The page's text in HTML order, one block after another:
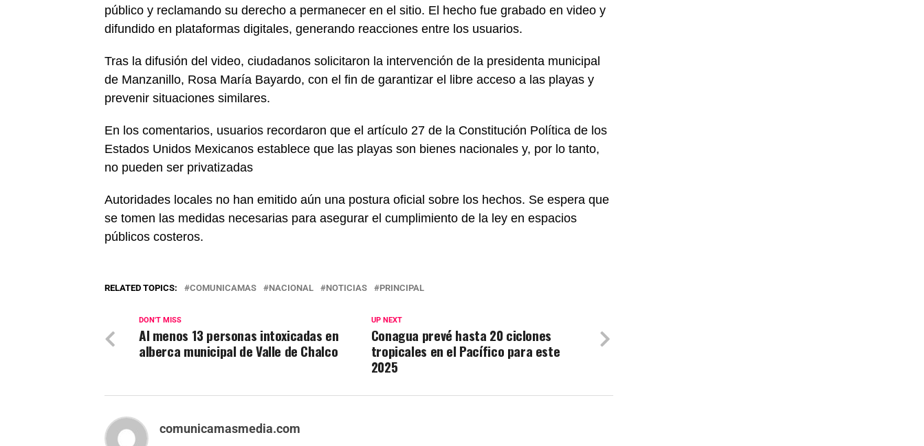
público y reclamando su derecho a permanecer en el sitio. El hecho fue grabado en video y
difundido en plataformas digitales, generando reacciones entre los usuarios.
Tras la difusión del video, ciudadanos solicitaron la intervención de la presidenta municipal
de Manzanillo, Rosa María Bayardo, con el fin de garantizar el libre acceso a las playas y
prevenir situaciones similares.
En los comentarios, usuarios recordaron que el artículo 27 de la Constitución Política de los
Estados Unidos Mexicanos establece que las playas son bienes nacionales y, por lo tanto,
no pueden ser privatizadas
Autoridades locales no han emitido aún una postura oficial sobre los hechos. Se espera que
se tomen las medidas necesarias para asegurar el cumplimiento de la ley en espacios
públicos costeros.
RELATED TOPICS: COMUNICAMAS NACIONAL NOTICIAS PRINCIPAL
UP NEXT
Conagua prevé hasta 20 ciclones
tropicales en el Pacífico para este
2025
DON'T MISS
Al menos 13 personas intoxicadas en
alberca municipal de Valle de Chalco
comunicamasmedia.com